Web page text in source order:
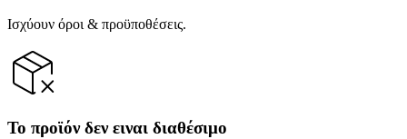
Ισχύουν όροι & προϋποθέσεις.
Το προϊόν δεν ειναι διαθέσιμο